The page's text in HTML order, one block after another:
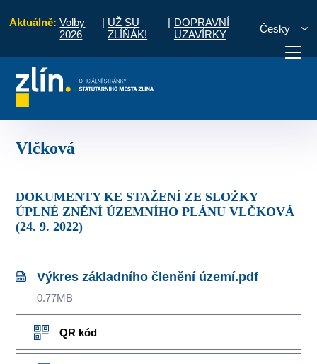
Aktuálně: Volby
2026
| UŽ SU
ZLÍŇÁK!
| DOPRAVNÍ
UZAVÍRKY
Česky
vyřídit
Vlčková
DOKUMENTY KE STAŽENÍ ZE SLOŽKY
ÚPLNÉ ZNĚNÍ ÚZEMNÍHO PLÁNU VLČKOVÁ
(24. 9. 2022)
Výkres základního členění území.pdf
0.77MB
QR kód